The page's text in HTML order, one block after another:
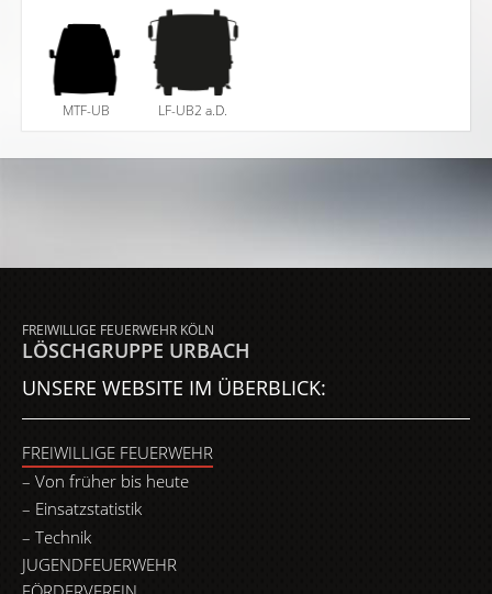
MTF-UB LF-UB2 a.D.
FREIWILLIGE FEUERWEHR KÖLN
LÖSCHGRUPPE URBACH
UNSERE WEBSITE IM ÜBERBLICK:
FREIWILLIGE FEUERWEHR
Von früher bis heute
Einsatzstatistik
Technik
JUGENDFEUERWEHR